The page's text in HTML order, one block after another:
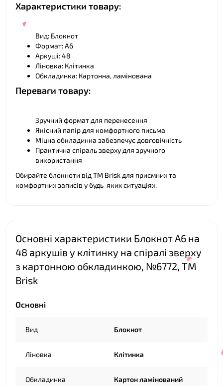
Характеристики товару:
Вид: Блокнот
Формат: А6
Аркуші: 48
Ліновка: Клітинка
Обкладинка: Картонна, ламінована
Переваги товару:
Зручний формат для перенесення
Якісний папір для комфортного письма
Міцна обкладинка забезпечує довговічність
Практична спіраль зверху для зручного
використання
Обирайте блокноти від ТМ Brisk для приємних та
комфортних записів у будь-яких ситуаціях.
Основні характеристики Блокнот А6 на
48 аркушів у клітинку на спіралі зверху
з картонною обкладинкою, №6772, ТМ
Brisk
Основні
Вид Блокнот
Ліновка Клітинка
Обкладинка Картон ламінований
❤